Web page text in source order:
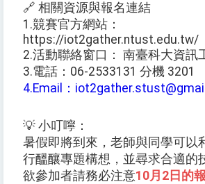
🔗 相關資源與報名連結
1.競賽官方網站：
https://iot2gather.ntust.edu.tw/
2.活動聯絡窗口： 南臺科大資訊
3.電話：06-2533131 分機 3201
4.Email：
💡 小叮嚀：
暑假即將到來，老師與同學可以
行醞釀專題構想，並尋求合適的
欲參加者請務必注意10月2日的